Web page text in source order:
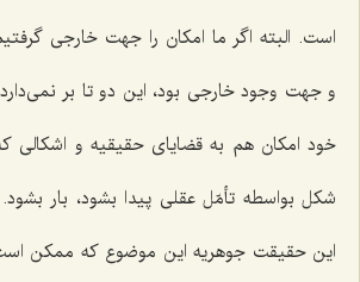
است. البته اگر ما امكان را جهت خارجى
و جهت وجود خارجى بود، این دو تا بر
خود امكان هم به قضایاى حقیقیه و
شكل بواسطه تأمّل عقلى پیدا بشود، بار
این حقیقت جوهریه این موضوع كه ممكن